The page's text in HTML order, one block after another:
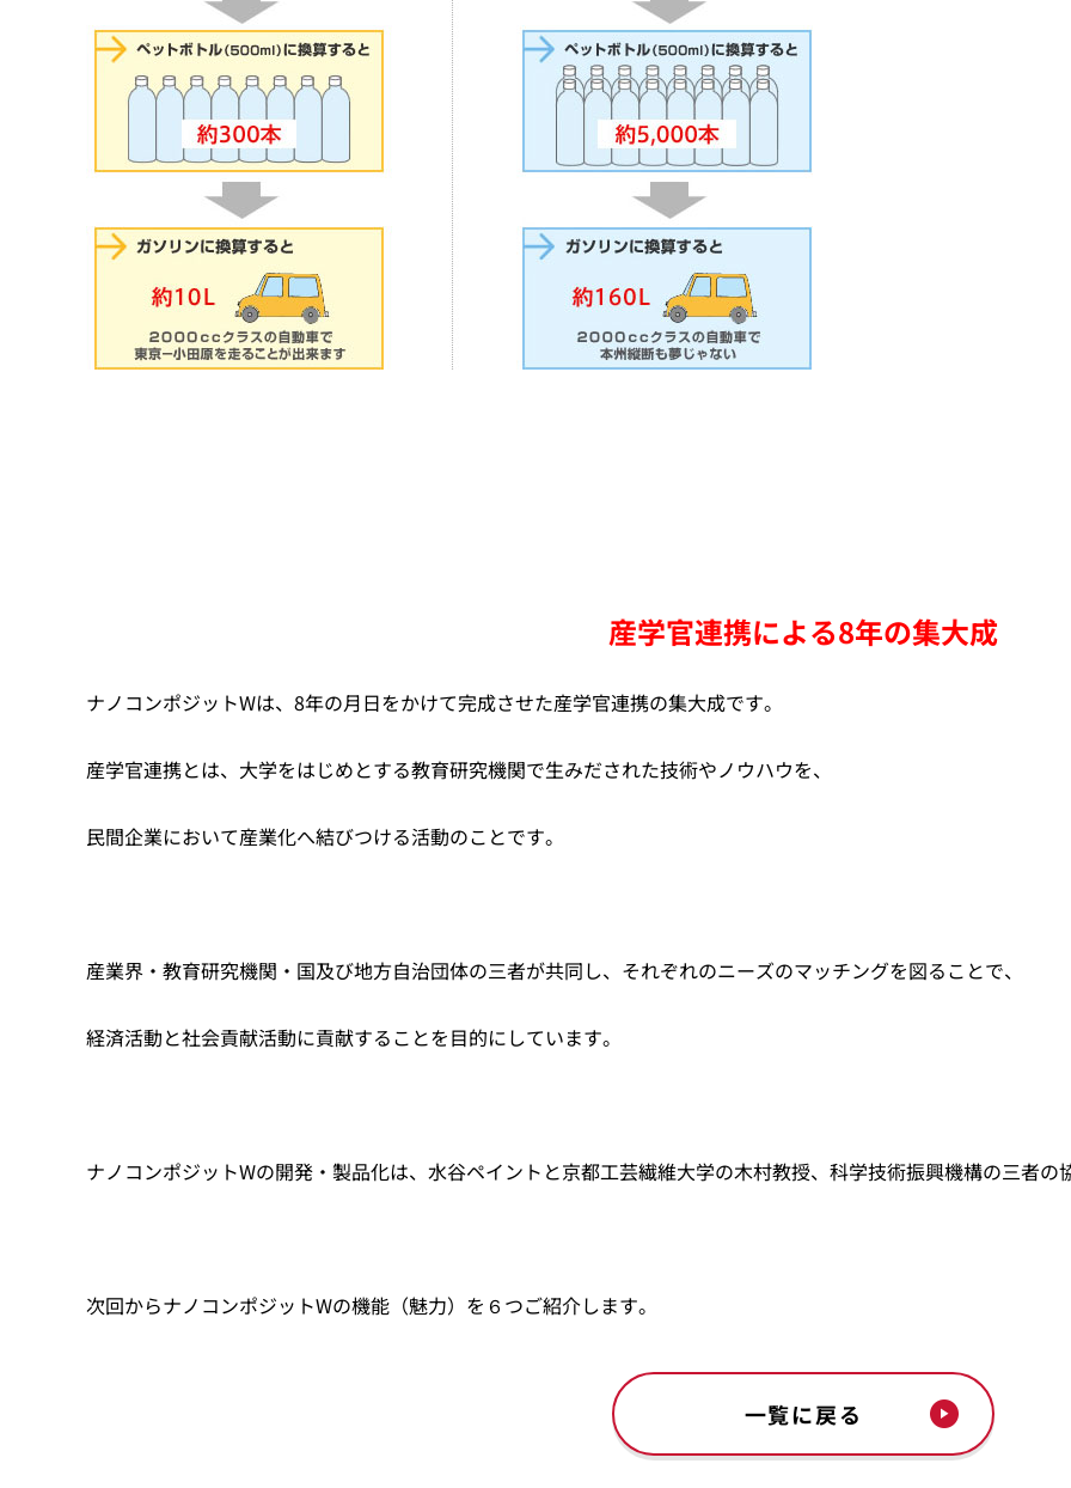
産学官連携による8年の集大成
ナノコンポジットWは、8年の月日をかけて完成させた産学官連携の集大成です。
産学官連携とは、大学をはじめとする教育研究機関で生みだされた技術やノウハウを、
民間企業において産業化へ結びつける活動のことです。
産業界・教育研究機関・国及び地方自治団体の三者が共同し、それぞれのニーズのマッチングを図ることで、
経済活動と社会貢献活動に貢献することを目的にしています。
ナノコンポジットWの開発・製品化は、水谷ペイントと京都工芸繊維大学の木村教授、科学技術振興機構の三者の
次回からナノコンポジットWの機能（魅力）を６つご紹介します。
一覧に戻る